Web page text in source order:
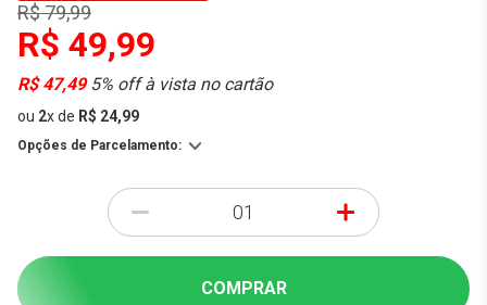
R$ 79,99
R$ 49,99
R$ 47,495% off à vista no cartão
ou 2xde R$ 24,99
Opções de Parcelamento:
- +
COMPRAR